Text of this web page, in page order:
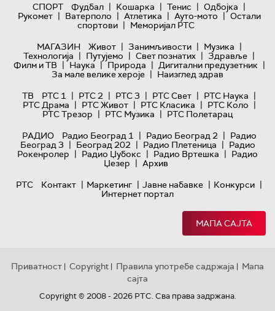
СПОРТ
Фудбал | Кошарка | Тенис | Одбојка |
Рукомет | Ватерполо | Атлетика | Ауто-мото | Остали
спортови | Меморијал РТС
МАГАЗИН
Живот | Занимљивости | Музика |
Технологијa | Путујемо | Свет познатих | Здравље |
Филм и ТВ | Наука | Природа | Дигитални предузетник |
За мале велике хероје | Наизглед здрав
ТВ
РТС 1 | РТС 2 | РТС 3 | РТС Свет | РТС Наука |
РТС Драма | РТС Живот | РТС Класика | РТС Коло |
РТС Трезор | РТС Музика | РТС Полетарац
РАДИО
Радио Београд 1 | Радио Београд 2 | Радио
Београд 3 | Београд 202 | Радио Плетеница | Радио
Рокенролер | Радио Џубокс | Радио Вртешка | Радио
Џезер | Архив
РТС
Контакт | Маркетинг | Јавне набавке | Конкурси |
Интернет портал
МАПА САЈТА
Приватност | Copyright | Правила употребе садржаја | Мапа
сајта
Copyright © 2008 - 2026 РТС. Сва права задржана.